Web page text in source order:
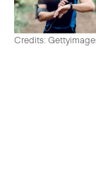
Credits: